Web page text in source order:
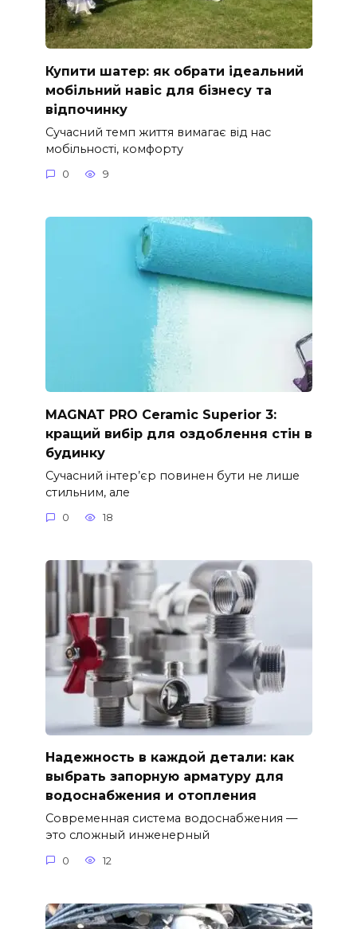
Купити шатер: як обрати ідеальний
мобільний навіс для бізнесу та
відпочинку
Сучасний темп життя вимагає від нас
мобільності, комфорту
0 9
MAGNAT PRO Ceramic Superior 3:
кращий вибір для оздоблення стін в
будинку
Сучасний інтер’єр повинен бути не лише
стильним, але
0 18
Надежность в каждой детали: как
выбрать запорную арматуру для
водоснабжения и отопления
Современная система водоснабжения —
это сложный инженерный
0 12